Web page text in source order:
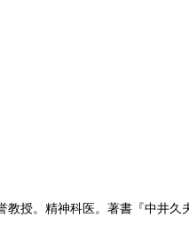
授。精神科医。著書『中井